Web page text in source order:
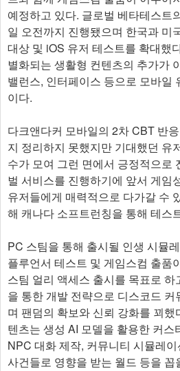
예정하고 있다. 글로벌 베타테스트
일 오전까지 진행됐으며 한국과 미
대상 및 iOS 유저 테스트를 확대했
별화되는 생활형 컨텐츠의 추가가
밸런스, 인터페이스 등으로 모바일
이다.
다크앤다커 모바일의 2차 CBT 반
지 정리하지 못했지만 기대했던 유
수가 모여 그런 면에서 긍정적으로
벌 서비스를 진행하기에 앞서 게임
유저들에게 매력적으로 다가갈 수
해 캐나다 소프트런칭을 통해 테스
PC 스팀을 통해 출시될 인생 시뮬
플루언서 테스트 및 게임스컴 출품
스팀 얼리 액세스 출시를 목표로
을 통한 개발 전략으로 디스코드
며 팬덤의 확보와 신뢰 강화를 꾀했
텐츠는 생성 AI 모델을 활용한 커
NPC 대화 제작, 커뮤니티 시뮬레
사건들로 영향을 받는 월드 등을 꼽